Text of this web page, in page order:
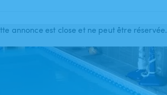
annonce est close et ne peut être réservée.